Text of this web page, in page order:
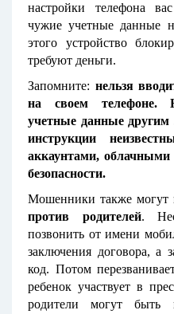
настройки телефона
чужие учетные данные
этого устройство
требуют деньги.
Запомните: нельзя
на своем телефоне.
учетные данные
инструкции
аккаунтами,
безопасности.
Мошенники также могут
против родителей.
позвонить от имени
заключения договора, а
код. Потом
ребенок участвует в
родители могут быть